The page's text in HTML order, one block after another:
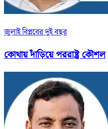
জুলাই বিপ্লবের দুই বছর
কোথায় দাঁড়িয়ে পররাষ্ট্র কৌশল